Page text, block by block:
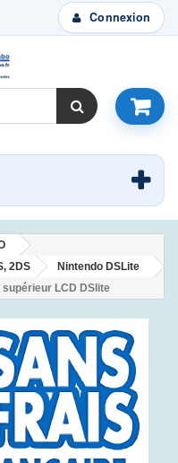
Connexion
2DS
Nintendo DSLite
supérieur LCD DSlite